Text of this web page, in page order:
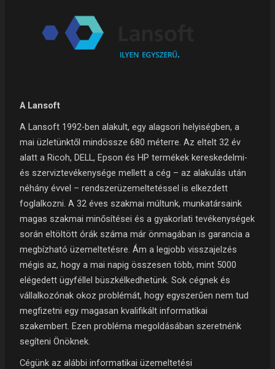
A Lansoft
A Lansoft 1992-ben alakult, egy alagsori helyiségben, a
mai üzletünktől mindössze 680 méterre. Az eltelt 32 év
alatt a Ricoh, DELL, Epson és HP termékek kereskedelmi-
és szerviztevékenysége mellett a cég – az alakulás után
néhány évvel – rendszerüzemeltetéssel is elkezdett
foglalkozni. A 32 éves szakmai múltunk, munkatársaink
magas szakmai minősítései és a gyakorlati tevékenységek
során eltöltött órák száma már önmagában is garancia a
megbízható üzemeltetésre. Ám a legjobb visszajelzés
mégis az, hogy a mai napig összesen több, mint 5000
elégedett ügyféllel büszkélkedhetünk. Sok cégnek és
vállalkozónak okoz problémát, hogy egyszerűen nem tud
megfizetni egy magasan kvalifikált informatikai
szakembert. Ezen probléma megoldásában szeretnénk
segíteni Önöknek.
Cégünk az alábbi informatikai üzemeltetési